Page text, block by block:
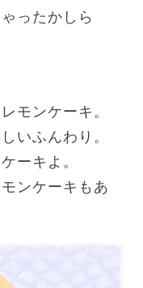
ったかしら
モンケーキ。
いふんわり。
ーキよ。
ンケーキもあ